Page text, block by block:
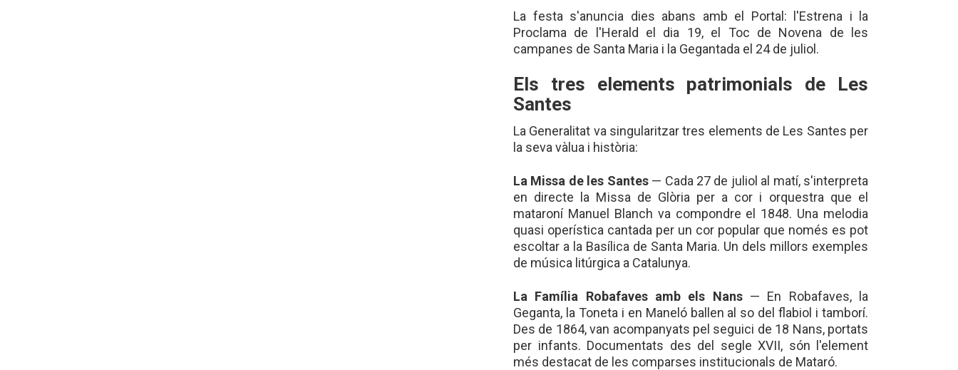
La festa s'anuncia dies abans amb el Portal: l'Estrena i la
Proclama de l'Herald el dia 19, el Toc de Novena de les
campanes de Santa Maria i la Gegantada el 24 de juliol.
Els tres elements patrimonials de Les
Santes
La Generalitat va singularitzar tres elements de Les Santes per
la seva vàlua i història:
La Missa de les Santes— Cada 27 de juliol al matí, s'interpreta
en directe la Missa de Glòria per a cor i orquestra que el
mataroní Manuel Blanch va compondre el 1848. Una melodia
quasi operística cantada per un cor popular que només es pot
escoltar a la Basílica de Santa Maria. Un dels millors exemples
de música litúrgica a Catalunya.
La Família Robafaves amb els Nans— En Robafaves, la
Geganta, la Toneta i en Maneló ballen al so del flabiol i tamborí.
Des de 1864, van acompanyats pel seguici de 18 Nans, portats
per infants. Documentats des del segle XVII, són l'element
més destacat de les comparses institucionals de Mataró.